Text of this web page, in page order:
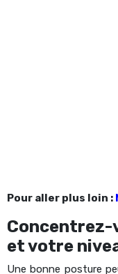
Pour aller plus loin :
Concentrez-
et votre
Une bonne posture